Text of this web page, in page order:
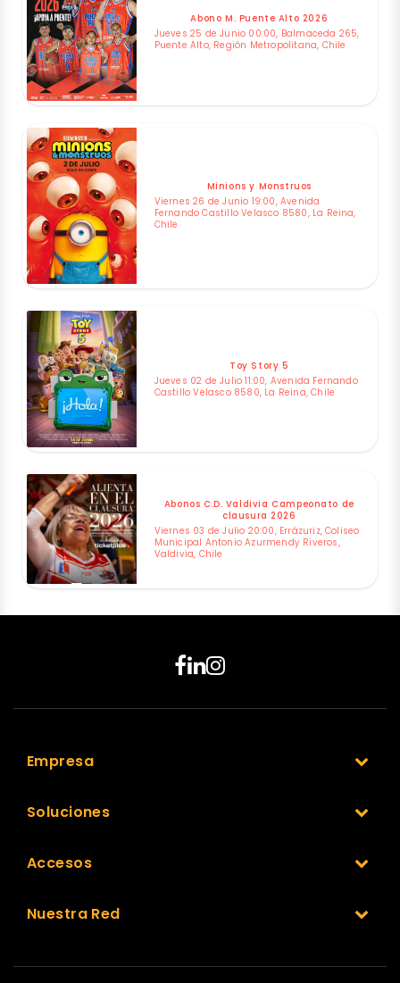
Abono M. Puente Alto 2026
Jueves 25 de Junio 00:00, Balmaceda 265,
Puente Alto, Región Metropolitana, Chile
Minions y Monstruos
Viernes 26 de Junio 19:00, Avenida
Fernando Castillo Velasco 8580, La Reina,
Chile
Toy Story 5
Jueves 02 de Julio 11:00, Avenida Fernando
Castillo Velasco 8580, La Reina, Chile
Abonos C.D. Valdivia Campeonato de
clausura 2026
Viernes 03 de Julio 20:00, Errázuriz, Coliseo
Municipal Antonio Azurmendy Riveros,
Valdivia, Chile
Empresa
Soluciones
Accesos
Nuestra Red